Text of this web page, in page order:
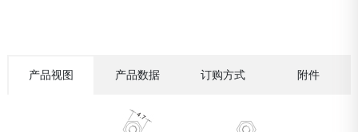
产品视图 产品数据 订购方式 附件